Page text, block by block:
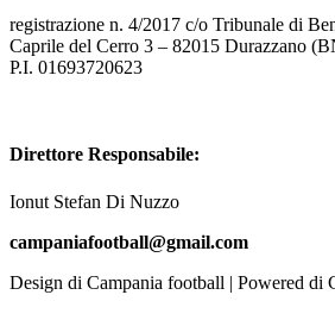
registrazione n. 4/2017 c/o Tribunale di
Caprile del Cerro 3 – 82015 Durazzano
P.I. 01693720623
Direttore Responsabile:
Ionut Stefan Di Nuzzo
campaniafootball@gmail.com
Design di Campania football | Powered di